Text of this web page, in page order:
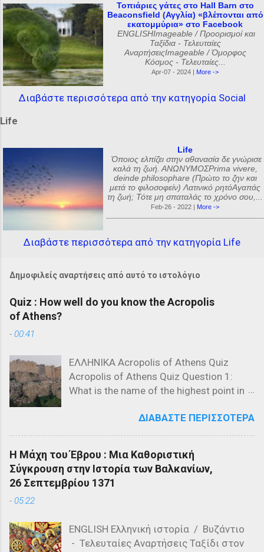
Τοπιάριες γάτες στο Hall Barn στο
Beaconsfield (Αγγλία) «βλέπονται από
εκατομμύρια» στο Facebook
ENGLISHImageable / Προορισμοί και
Ταξίδια - Τελευταίες
ΑναρτήσειςImageable / Όμορφος
Κόσμος - Τελευταίες...
Apr-07 - 2024 | More ->
Διαβάστε περισσότερα από την κατηγορία Social
Life
Life
Όποιος ελπίζει στην αθανασία δε γνώρισε
καλά τη ζωή. ΑΝΩΝΥΜΟΣPrima vivere,
deinde philosophare (Πρώτο το ζην και
μετά το φιλοσοφείν) Λατινικό ρητόΑγαπάς
τη ζωή; Τότε μη σπαταλάς το χρόνο σου,...
Feb-26 - 2022 | More ->
Διαβάστε περισσότερα από την κατηγορία Life
Δημοφιλείς αναρτήσεις από αυτό το ιστολόγιο
Quiz : How well do you know the Acropolis
of Athens?
- 00:41
ΕΛΛΗΝΙΚΑ Acropolis of Athens Quiz
Acropolis of Athens Quiz Question 1:
What is the name of the highest point in
Propylaea c) The Acropolis Hill Question
2: Which of the following is NOT a
structure on the Acropolis? a) The
Parthenon b) The Propylaea c) The
Colosseum Question 3: Who designed
the Parthenon? a) Ictinus and Callicrates
material used in the construction of the
Parthenon? a) Marble b) Granite c)
ΔΙΑΒΆΣΤΕ ΠΕΡΙΣΣΌΤΕΡΑ
Η Μάχη του Έβρου : Μια Καθοριστική
Σύγκρουση στην Ιστορία των Βαλκανίων,
26 Σεπτεμβρίου 1371
- 05:22
ENGLISH Ελληνική ιστορία / Βυζάντιο
- Τελευταίες Αναρτήσεις Ταξίδι στον